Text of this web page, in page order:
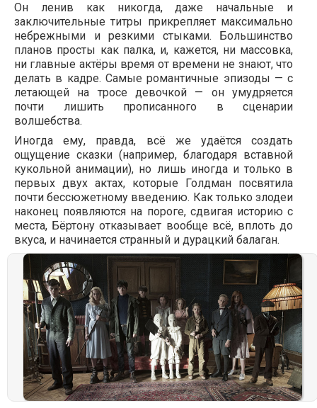
Он ленив как никогда, даже начальные и
заключительные титры прикрепляет максимально
небрежными и резкими стыками. Большинство
планов просты как палка, и, кажется, ни массовка,
ни главные актёры время от времени не знают, что
делать в кадре. Самые романтичные эпизоды — с
летающей на тросе девочкой — он умудряется
почти лишить прописанного в сценарии
волшебства.
Иногда ему, правда, всё же удаётся создать
ощущение сказки (например, благодаря вставной
кукольной анимации), но лишь иногда и только в
первых двух актах, которые Голдман посвятила
почти бессюжетному введению. Как только злодеи
наконец появляются на пороге, сдвигая историю с
места, Бёртону отказывает вообще всё, вплоть до
вкуса, и начинается странный и дурацкий балаган.